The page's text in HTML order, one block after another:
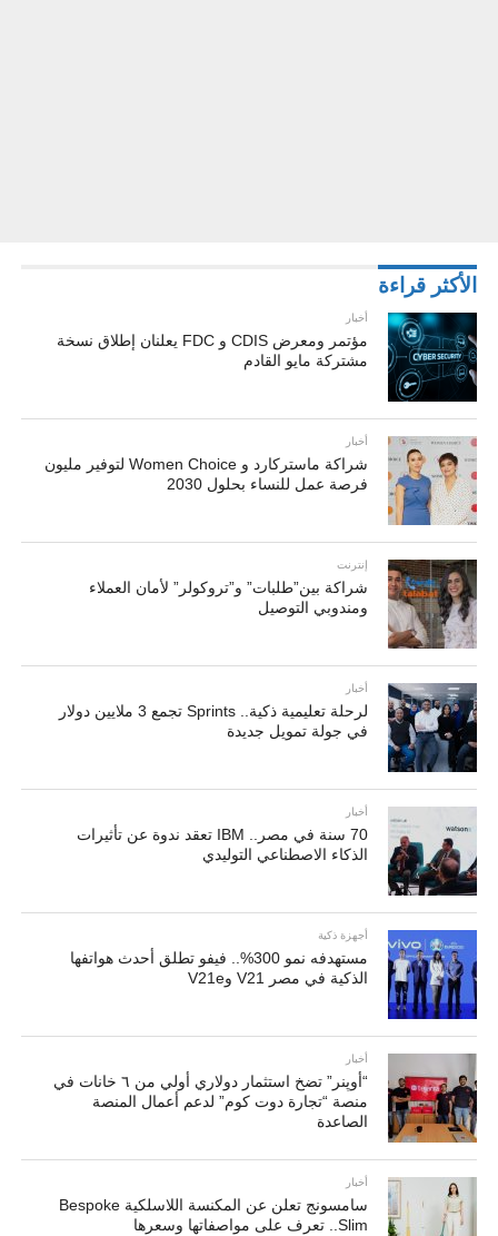
الأكثر قراءة
أخبار
مؤتمر ومعرض CDIS و FDC يعلنان إطلاق نسخة
مشتركة مايو القادم
أخبار
شراكة ماستركارد و Women Choice لتوفير مليون
فرصة عمل للنساء بحلول 2030
إنترنت
شراكة بين”طلبات” و”تروكولر” لأمان العملاء
ومندوبي التوصيل
أخبار
لرحلة تعليمية ذكية.. Sprints تجمع 3 ملايين دولار
في جولة تمويل جديدة
أخبار
70 سنة في مصر.. IBM تعقد ندوة عن تأثيرات
الذكاء الاصطناعي التوليدي
أجهزة ذكية
مستهدفه نمو 300%.. فيفو تطلق أحدث هواتفها
الذكية في مصر V21 وV21e
أخبار
“أوپنر” تضخ استثمار دولاري أولي من ٦ خانات في
منصة “تجارة دوت كوم” لدعم أعمال المنصة
الصاعدة
أخبار
سامسونج تعلن عن المكنسة اللاسلكية Bespoke
Slim.. تعرف على مواصفاتها وسعرها